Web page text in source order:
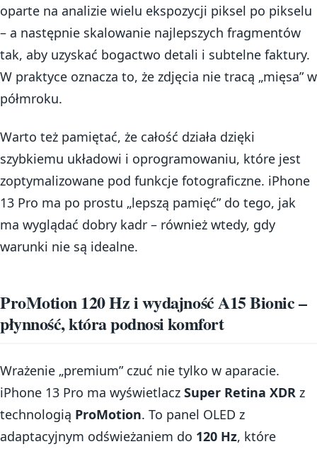
oparte na analizie wielu ekspozycji piksel po pikselu
– a następnie skalowanie najlepszych fragmentów
tak, aby uzyskać bogactwo detali i subtelne faktury.
W praktyce oznacza to, że zdjęcia nie tracą „mięsa” w
półmroku.
Warto też pamiętać, że całość działa dzięki
szybkiemu układowi i oprogramowaniu, które jest
zoptymalizowane pod funkcje fotograficzne. iPhone
13 Pro ma po prostu „lepszą pamięć” do tego, jak
ma wyglądać dobry kadr – również wtedy, gdy
warunki nie są idealne.
ProMotion 120 Hz i wydajność A15 Bionic –
płynność, która podnosi komfort
Wrażenie „premium” czuć nie tylko w aparacie.
iPhone 13 Pro ma wyświetlacz Super Retina XDR z
technologią ProMotion. To panel OLED z
adaptacyjnym odświeżaniem do 120 Hz, które